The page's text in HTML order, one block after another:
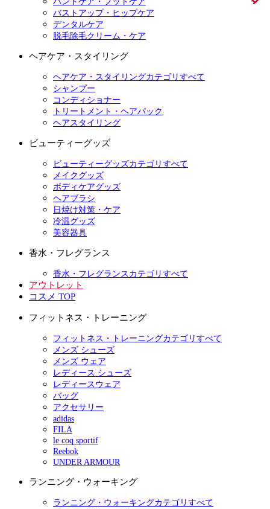
バストアップ・ヒップケア
デンタルケア
脱毛除毛クリーム・ケア
ヘアケア・スタイリング
ヘアケア・スタイリングカテゴリすべて
シャンプー
コンディショナー
トリートメント・ヘアパック
ヘアスタイリング
ビューティーグッズ
ビューティーグッズカテゴリすべて
メイクグッズ
ボディケアグッズ
ヘアブラシ
日焼け対策・ケア
冷温グッズ
美容器具
香水・フレグランス
香水・フレグランスカテゴリすべて
アウトレット
コスメ TOP
フィットネス・トレーニング
フィットネス・トレーニングカテゴリすべて
メンズ シューズ
メンズ ウェア
レディース シューズ
レディースウェア
バッグ
アクセサリー
adidas
FILA
le coq sportif
Reebok
UNDER ARMOUR
ランニング・ウォーキング
ランニング・ウォーキングカテゴリすべて